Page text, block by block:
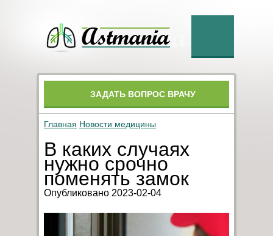
ЗАДАТЬ ВОПРОС ВРАЧУ
Главная Новости медицины
В каких случаях
нужно срочно
поменять замок
Опубликовано 2023-02-04